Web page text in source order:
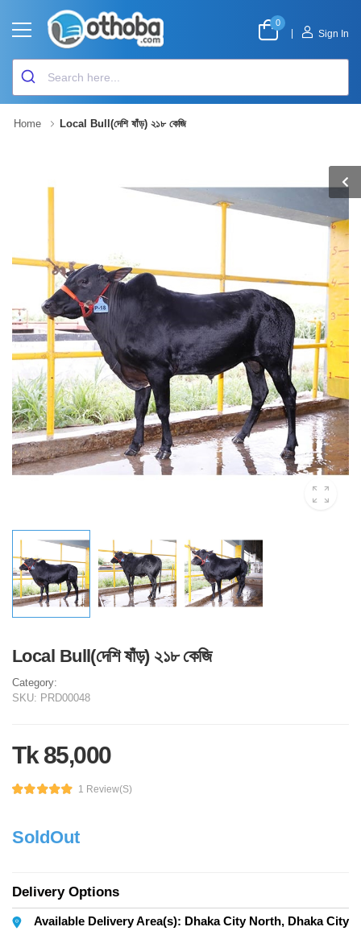
0
Sign In
Home Local Bull(দেশি ষাঁড়) ২১৮ কেজি
Local Bull(দেশি ষাঁড়) ২১৮ কেজি
Category:
SKU: PRD00048
Tk 85,000
1 Review(s)
SoldOut
Delivery Options
Available Delivery Area(s): Dhaka City North, Dhaka City